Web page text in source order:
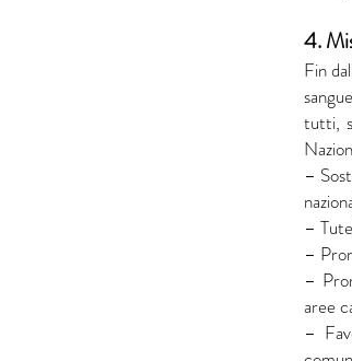
4.
Fin
tutti,
–
–
–
–
aree
–